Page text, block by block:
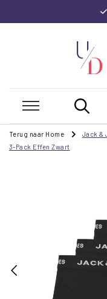
Terug naar Home
Jack &
3-Pack Effen Zwart